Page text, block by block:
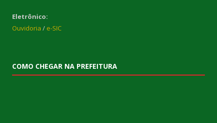
Eletrônico:
Ouvidoria / e-SIC
COMO CHEGAR NA PREFEITURA